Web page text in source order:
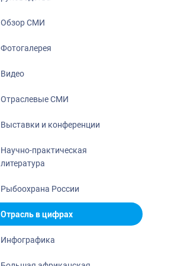
Большая
Укрепление
Обзор СМИ
Фотогалерея
Видео
Отраслевые СМИ
Выставки и конференции
Научно-практическая
литература
Рыбоохрана России
Отрасль в цифрах
Инфографика